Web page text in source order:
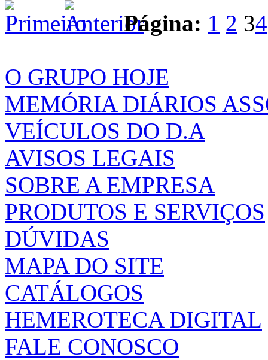
Página: 1 2 34
O GRUPO HOJE
MEMÓRIA DIÁRIOS
VEÍCULOS DO D.A
AVISOS LEGAIS
SOBRE A EMPRESA
PRODUTOS E SERVIÇOS
DÚVIDAS
MAPA DO SITE
CATÁLOGOS
HEMEROTECA DIGITAL
FALE CONOSCO